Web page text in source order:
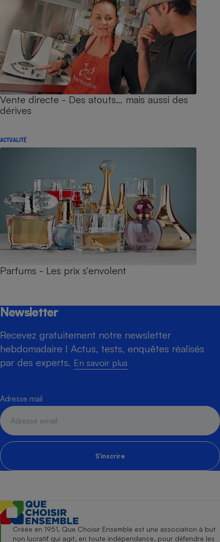
Vente directe - Des atouts… mais aussi des
dérives
ACTUALITÉ
Parfums - Les prix s’envolent
Newsletter
Recevez gratuitement notre newsletter
hebdomadaire ! Actus, tests, enquêtes réalisés
par des experts. En savoir plus
Adresse mail
S'inscrire
Créée en 1951, Que Choisir Ensemble est une association à but
non lucratif qui agit, en toute indépendance, pour défendre les